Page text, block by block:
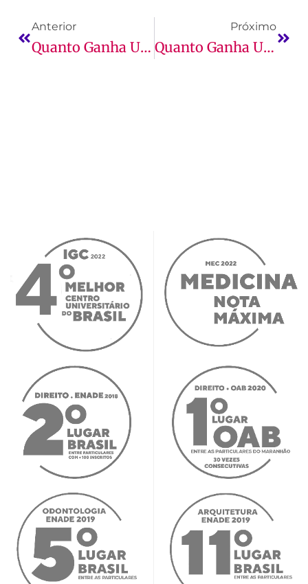
Anterior
Quanto Ganha Um Psicólogo: Formação, Salário E Mais!
Próximo
Quanto Ganha Um Engenheiro Civil: Salário, Atuação E Mais!